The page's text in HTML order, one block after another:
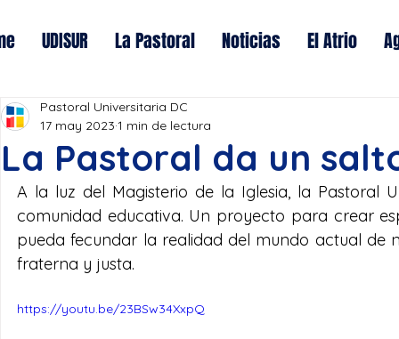
UDISUR La Pastoral Noticias El Atrio
La Pastoral da un
Pastoral Universitaria DC
17 may 2023 1 min de lectura
A la luz del Magisterio de la Iglesia, la Pastoral
comunidad educativa. Un proyecto para crear
pueda fecundar la realidad del mundo actual de
fraterna y justa.
https://youtu.be/23BSw34XxpQ